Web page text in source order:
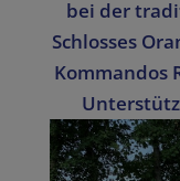
bei der
Schlosses
Kommandos